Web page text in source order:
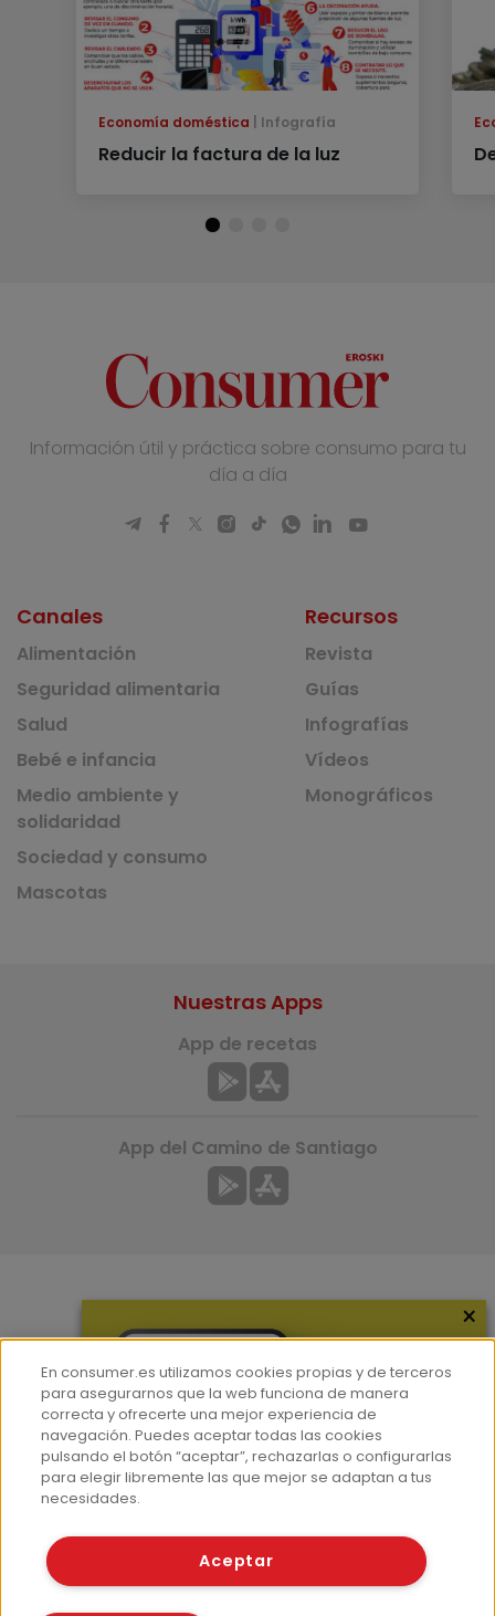
Economía doméstica Infografía
Reducir la factura de la luz
Información útil y práctica sobre consumo para tu
día a día
Canales
Alimentación
Seguridad alimentaria
Salud
Bebé e infancia
Medio ambiente y
solidaridad
Sociedad y consumo
Mascotas
Recursos
Revista
Guías
Infografías
Vídeos
Monográficos
Hemeroteca
Contacto
Prensa
Corpus Lingüístico Consumer
Nuestras Apps
App de recetas
App del Camino de Santiago
© Fundación EROSKI
Políticas de cookies
×
En consumer.es utilizamos cookies propias y de terceros
para asegurarnos que la web funciona de manera
correcta y ofrecerte una mejor experiencia de
navegación. Puedes aceptar todas las cookies
pulsando el botón “aceptar”, rechazarlas o configurarlas
para elegir libremente las que mejor se adaptan a tus
necesidades.
Aceptar